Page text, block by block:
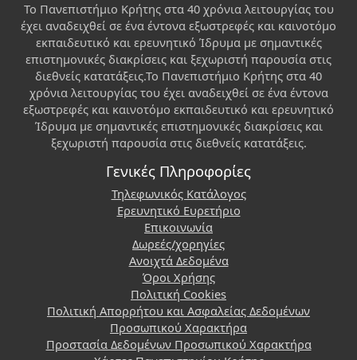
Το Πανεπιστήμιο Κρήτης στα 40 χρόνια λειτουργίας του
έχει αναδειχθεί σε ένα έντονα εξωστρεφές και καινοτόμο
εκπαιδευτικό και ερευνητικό Ίδρυμα με σημαντικές
επιστημονικές διακρίσεις και ξεχωριστή παρουσία στις
διεθνείς κατατάξεις.Το Πανεπιστήμιο Κρήτης στα 40
χρόνια λειτουργίας του έχει αναδειχθεί σε ένα έντονα
εξωστρεφές και καινοτόμο εκπαιδευτικό και ερευνητικό
Ίδρυμα με σημαντικές επιστημονικές διακρίσεις και
ξεχωριστή παρουσία στις διεθνείς κατατάξεις.
Γενικές Πληροφορίες
Τηλεφωνικός Κατάλογος
Ερευνητικό Ευρετήριο
Επικοινωνία
Δωρεές/χορηγίες
Ανοιχτά Δεδομένα
Όροι Χρήσης
Πολιτική Cookies
Πολιτική Απορρήτου και Ασφαλείας Δεδομένων
Προσωπικού Χαρακτήρα
Προστασία Δεδομένων Προσωπικού Χαρακτήρα